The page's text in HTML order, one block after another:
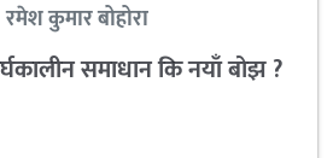
रमेश कुमार बोहोरा
समाधान कि नयाँ बोझ ?